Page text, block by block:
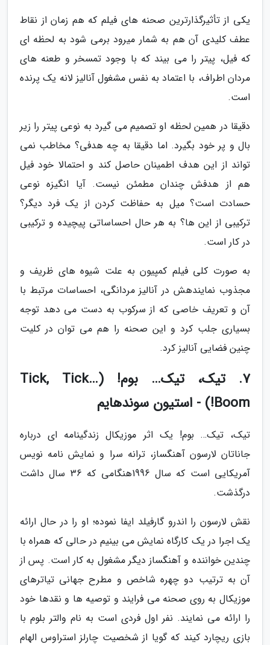
یکی از تأثیرگذارترین صحنه های فیلم که هم زمان از نقاط
عطف کلیدی آن هم به شمار میرود برمی شود به لحظه ای
که فیل، پیتر را می بیند که با وجود تمسخر و طعنه های
مردان اطراف، با اعتماد به نفس مشغول آنالیز لانه یک پرنده
است.
دقیقا در همین لحظه او تصمیم می گیرد به نوعی پیتر را زیر
بال و پر خود بگیرد. اما دقیقا به چه هدفی؟ مخاطب نمی
تواند از این هدف اطمینان حاصل کند و احتمالا خود فیل
هم از هدفش چندان مطمئن نیست. آیا انگیزه نوعی
حسادت است؟ میل به حفاظت کردن از یک فرد دیگر؟
ترکیبی از این ها؟ به هر حال احساساتی پیچیده و ترکیبی
در کار است.
به صورت کلی فیلم کمپیون به علت شیوه های ظریف و
مجذوب نمایندهش در آنالیز مردانگی، احساسات مرتبط با
آن و تعریف خاصی که از سرکوب به دست می دهد توجه
بسیاری جلب کرد و این صحنه را هم می توان در کلیت
چنین فضایی آنالیز کرد.
7. تیک، تیک… بوم! (Tick, Tick…
Boom!) - استیون سوندهایم
تیک، تیک… بوم! یک اثر موزیکال زندگینامه ای درباره
جاناتان لارسون آهنگساز، ترانه سرا و نمایش نامه نویس
آمریکایی است که سال 1996هنگامی که 36 سال داشت
درگذشت.
نقش لارسون را اندرو گارفیلد ایفا نموده؛ او را در حال ارائه
یک اجرا در یک کارگاه نمایش می بینیم در حالی که همراه با
چندین خواننده و آهنگساز دیگر مشغول به کار است. پس از
آن به ترتیب دو چهره شاخص و مطرح جهانی تیاترهای
موزیکال به روی صحنه می فرایند و توصیه ها و نقدها خود
را ارائه می نمایند. نفر اول فردی است به نام والتر بلوم با
بازی ریچارد کیند که گویا از شخصیت چارلز استراوس الهام